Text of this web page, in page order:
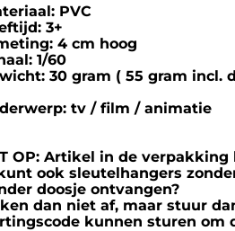
PVC
3+
4 cm hoog
1/60
30 gram ( 55 gram incl.
tv / film / animatie
OP: Artikel in de
ook sleutelhangers
doosje ontvangen?
dan niet af, maar stuur
kunnen sturen om